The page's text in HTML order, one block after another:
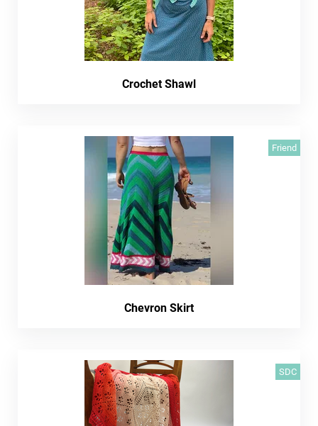
Crochet Shawl
Friend
Chevron Skirt
SDC